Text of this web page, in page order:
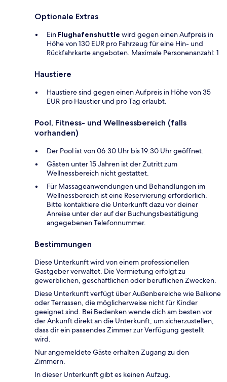
Optionale Extras
Ein Flughafenshuttle wird gegen einen Aufpreis in
Höhe von 130 EUR pro Fahrzeug für eine Hin- und
Rückfahrkarte angeboten. Maximale Personenanzahl: 1
Haustiere
Haustiere sind gegen einen Aufpreis in Höhe von 35
EUR pro Haustier und pro Tag erlaubt.
Pool, Fitness- und Wellnessbereich (falls
vorhanden)
Der Pool ist von 06:30 Uhr bis 19:30 Uhr geöffnet.
Gästen unter 15 Jahren ist der Zutritt zum
Wellnessbereich nicht gestattet.
Für Massageanwendungen und Behandlungen im
Wellnessbereich ist eine Reservierung erforderlich.
Bitte kontaktiere die Unterkunft dazu vor deiner
Anreise unter der auf der Buchungsbestätigung
angegebenen Telefonnummer.
Bestimmungen
Diese Unterkunft wird von einem professionellen
Gastgeber verwaltet. Die Vermietung erfolgt zu
gewerblichen, geschäftlichen oder beruflichen Zwecken.
Diese Unterkunft verfügt über Außenbereiche wie Balkone
oder Terrassen, die möglicherweise nicht für Kinder
geeignet sind. Bei Bedenken wende dich am besten vor
der Ankunft direkt an die Unterkunft, um sicherzustellen,
dass dir ein passendes Zimmer zur Verfügung gestellt
wird.
Nur angemeldete Gäste erhalten Zugang zu den
Zimmern.
In dieser Unterkunft gibt es keinen Aufzug.